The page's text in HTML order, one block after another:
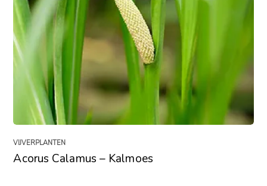
VIJVERPLANTEN
Acorus Calamus – Kalmoes